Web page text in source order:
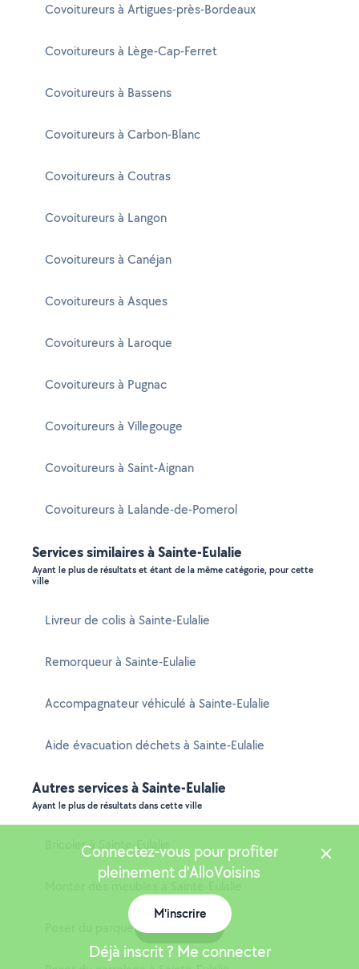
Covoitureurs à Artigues-près-Bordeaux
Covoitureurs à Lège-Cap-Ferret
Covoitureurs à Bassens
Covoitureurs à Carbon-Blanc
Covoitureurs à Coutras
Covoitureurs à Langon
Covoitureurs à Canéjan
Covoitureurs à Asques
Covoitureurs à Laroque
Covoitureurs à Pugnac
Covoitureurs à Villegouge
Covoitureurs à Saint-Aignan
Covoitureurs à Lalande-de-Pomerol
Services similaires à Sainte-Eulalie
Ayant le plus de résultats et étant de la même catégorie, pour cette
ville
Livreur de colis à Sainte-Eulalie
Remorqueur à Sainte-Eulalie
Accompagnateur véhiculé à Sainte-Eulalie
Aide évacuation déchets à Sainte-Eulalie
Autres services à Sainte-Eulalie
Ayant le plus de résultats dans cette ville
Bricoler à Sainte-Eulalie
Monter des meubles à Sainte-Eulalie
Poser du parquet à Sainte-Eulalie
Connectez-vous pour profiter
pleinement d'AlloVoisins
M'inscrire
Déjà inscrit ? Me connecter